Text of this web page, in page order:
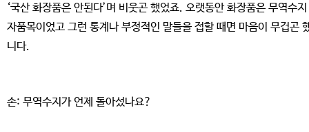
‘국산 화장품은 안된다’며 비웃곤 했었죠. 오랫동안 화장품은 무역수
자품목이었고 그런 통계나 부정적인 말들을 접할 때면 마음이 무겁곤
니다.
손: 무역수지가 언제 돌아섰나요?